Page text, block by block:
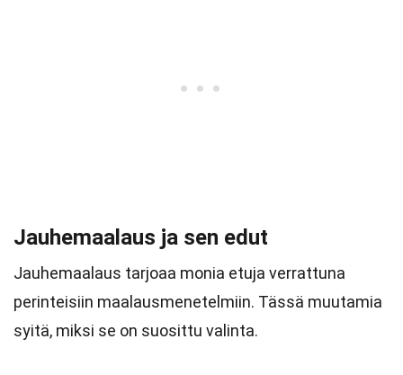
Jauhemaalaus ja sen edut
Jauhemaalaus tarjoaa monia etuja verrattuna
perinteisiin maalausmenetelmiin. Tässä muutamia
syitä, miksi se on suosittu valinta.